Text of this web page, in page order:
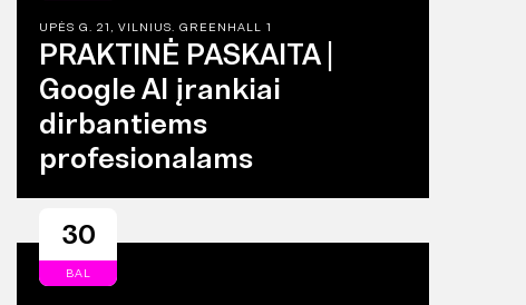
UPĖS G. 21, VILNIUS. GREENHALL 1
PRAKTINĖ PASKAITA |
Google AI įrankiai
dirbantiems
profesionalams
30
BAL